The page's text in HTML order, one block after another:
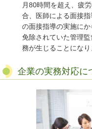
月80時間を超え、疲
合、医師による面接
の面接指導の実施に
免除されていた管理
務が生じることになり
企業の実務対応に